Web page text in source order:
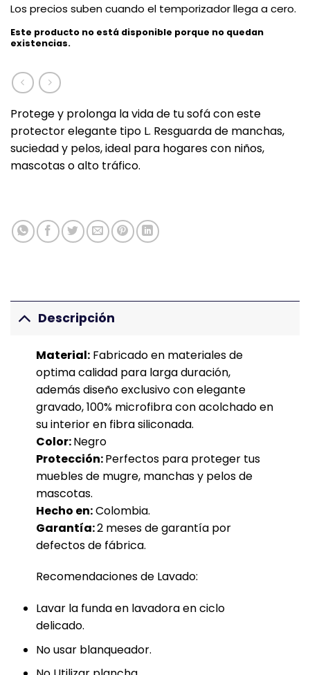
Los precios suben cuando el temporizador llega a cero.
Este producto no está disponible porque no quedan
existencias.
Protege y prolonga la vida de tu sofá con este
protector elegante tipo L. Resguarda de manchas,
suciedad y pelos, ideal para hogares con niños,
mascotas o alto tráfico.
Descripción
Material:Fabricado en materiales de
optima calidad para larga duración,
además diseño exclusivo con elegante
gravado, 100% microfibra con acolchado en
su interior en fibra siliconada.
Color:Negro
Protección:Perfectos para proteger tus
muebles de mugre, manchas y pelos de
mascotas.
Hecho en:Colombia.
Garantía:2 meses de garantía por
defectos de fábrica.
Recomendaciones de Lavado:
Lavar la funda en lavadora en ciclo
delicado.
No usar blanqueador.